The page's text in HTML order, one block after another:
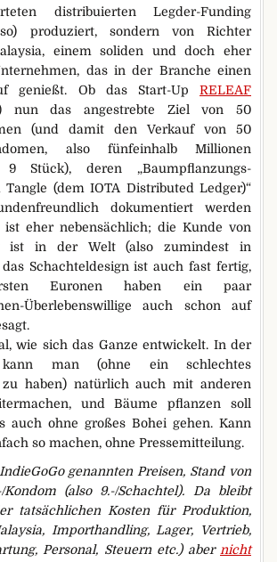
distribuierten Legder-Funding
produziert, sondern von Richter
einem soliden und doch eher
das in der Branche einen
genießt. Ob das Start-Up RELEAF
nun das angestrebte Ziel von 50
(und damit den Verkauf von 50
also fünfeinhalb Millionen
Stück), deren „Baumpflanzungs-
(dem IOTA Distributed Ledger)“
dokumentiert werden
ist eher nebensächlich; die Kunde von
ist in der Welt (also zumindest in
Schachteldesign ist auch fast fertig,
Euronen haben ein paar
Überlebenswillige auch schon auf
wie sich das Ganze entwickelt. In der
kann man (ohne ein schlechtes
zu haben) natürlich auch mit anderen
und Bäume pflanzen soll
auch ohne großes Bohei gehen. Kann
so machen, ohne Pressemitteilung.
genannten Preisen, Stand von
(also 9.-/Schachtel). Da bleibt
tatsächlichen Kosten für Produktion,
Importhandling, Lager, Vertrieb,
Personal, Steuern etc.) aber nicht